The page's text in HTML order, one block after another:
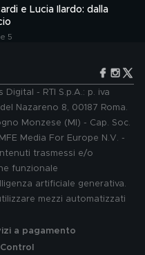
e Lucia Ilardo: dalla
5
- RTI S.p.A.: p. iva
Nazareno 8, 00187 Roma.
Monzese (MI) - Cap. Soc.
Media For Europe N.V. -
trasmessi e/o
funzionale
artificiale generativa.
mezzi automatizzati
a pagamento